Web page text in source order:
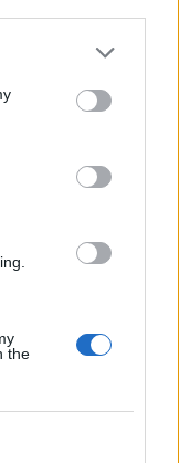
the
καθαρή πόλη!
ο